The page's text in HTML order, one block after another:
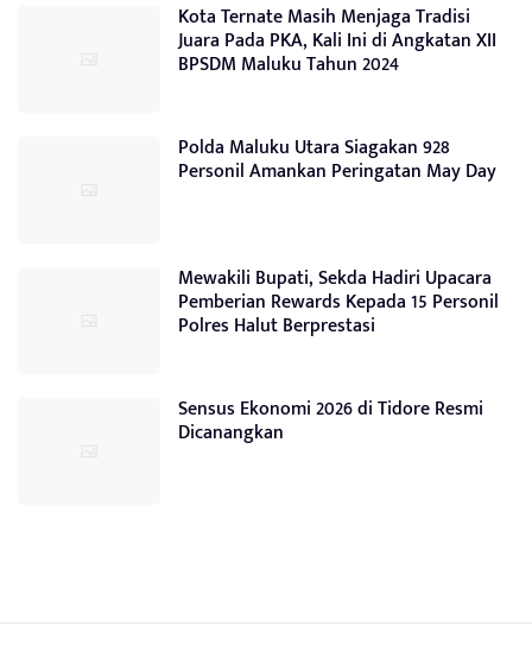
Kota Ternate Masih Menjaga Tradisi
Juara Pada PKA, Kali Ini di Angkatan XII
BPSDM Maluku Tahun 2024
Polda Maluku Utara Siagakan 928
Personil Amankan Peringatan May Day
Mewakili Bupati, Sekda Hadiri Upacara
Pemberian Rewards Kepada 15 Personil
Polres Halut Berprestasi
Sensus Ekonomi 2026 di Tidore Resmi
Dicanangkan